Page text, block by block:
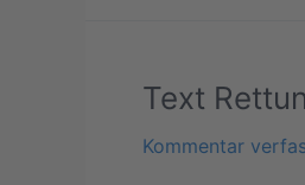
Text
Kommentar
Text